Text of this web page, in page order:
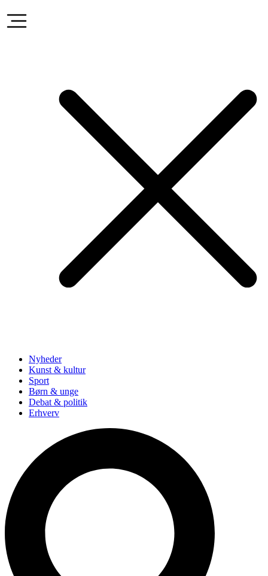
Nyheder
Kunst & kultur
Sport
Børn & unge
Debat & politik
Erhverv